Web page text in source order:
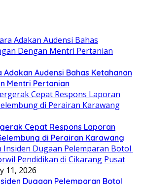
Adakan Audensi Bahas Ketahanan
Mentri Pertanian
Cepat Respons Laporan
di Perairan Karawang
11, 2026
Dugaan Pelemparan Botol